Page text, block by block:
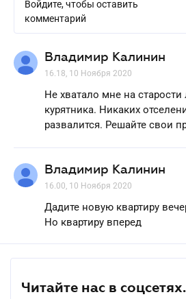
Войдите, чтобы оставить
комментарий
Владимир Калинин
16.18, 10 Ноября 2020
Не хватало мне на старости
курятника. Никаких
развалится. Решайте свои
Владимир Калинин
16.00, 10 Ноября 2020
Дадите новую квартиру
Но квартиру вперед
Читайте нас в соцсетях.